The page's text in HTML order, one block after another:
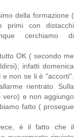
della formazione (
primi con distacchi
cerchiamo di
OK ( secondo me
infatti domenica
non se li è "accorti".
rientrato. Sulla
vero) e non aggiungo
fatto ( prosegue
è il fatto che il